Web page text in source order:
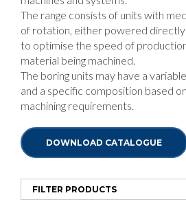
The range consists of units with
of rotation, either powered directly
to optimise the speed of
material being machined.
The boring units may have a
and a specific composition based
machining requirements.
DOWNLOAD CATALOGUE
FILTER PRODUCTS